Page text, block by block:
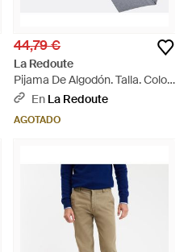
44,79 €
La Redoute
Pijama De Algodón. Talla. Color
- Gris
En La Redoute
AGOTADO